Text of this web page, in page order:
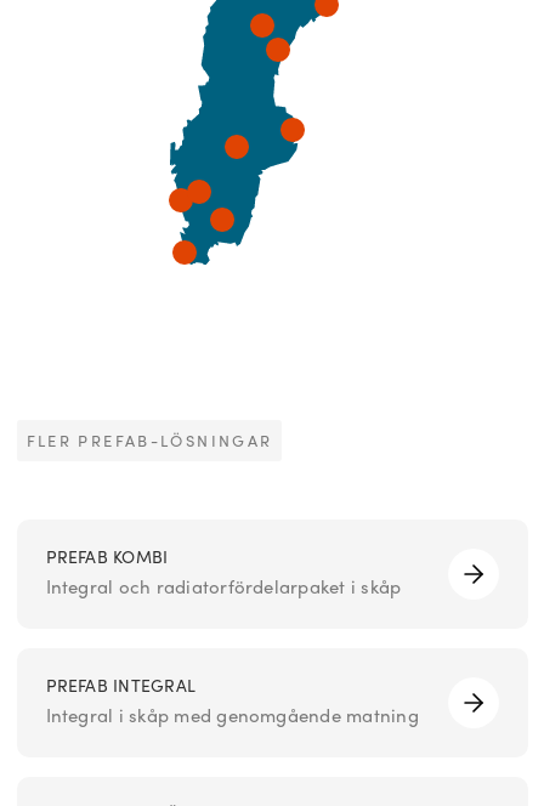
FLER PREFAB-LÖSNINGAR
PREFAB KOMBI
Integral och radiatorfördelarpaket i skåp
PREFAB INTEGRAL
Integral i skåp med genomgående matning